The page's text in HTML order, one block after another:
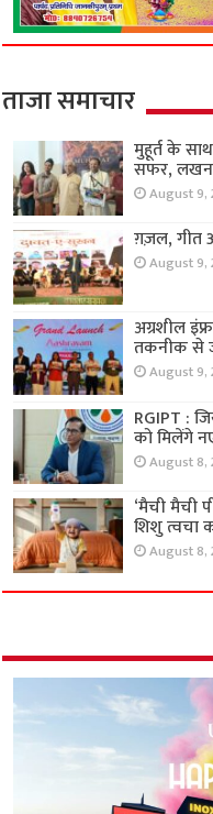
ताजा समाचार
मुहूर्त के
सफर,
August 9,
ग़ज़ल, गीत
August 9,
अग्रशील
तकनीक से
August 9,
RGIPT :
को मिलेंगे
August 8,
‘मैची मैची
शिशु त्वचा
August 8,